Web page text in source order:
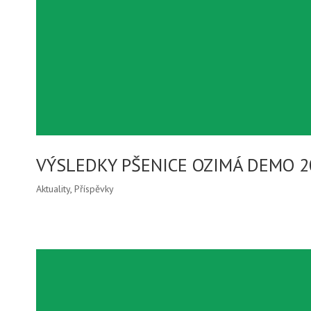
VÝSLEDKY PŠENICE OZIMÁ DEMO
Aktuality, Příspěvky